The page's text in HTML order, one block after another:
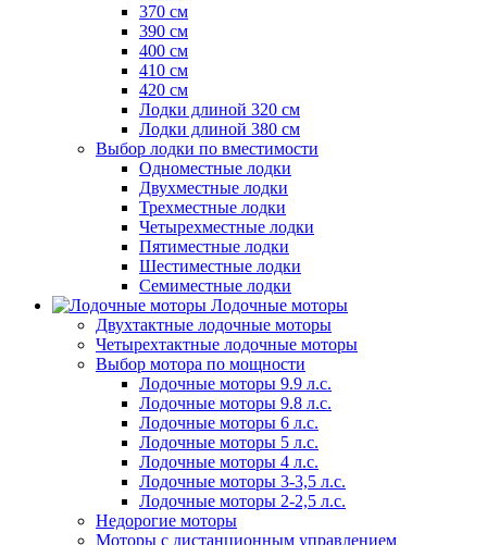
370 см
390 см
400 см
410 см
420 см
Лодки длиной 320 см
Лодки длиной 380 см
Выбор лодки по вместимости
Одноместные лодки
Двухместные лодки
Трехместные лодки
Четырехместные лодки
Пятиместные лодки
Шестиместные лодки
Семиместные лодки
Лодочные моторы
Двухтактные лодочные моторы
Четырехтактные лодочные моторы
Выбор мотора по мощности
Лодочные моторы 9.9 л.с.
Лодочные моторы 9.8 л.с.
Лодочные моторы 6 л.с.
Лодочные моторы 5 л.с.
Лодочные моторы 4 л.с.
Лодочные моторы 3-3,5 л.с.
Лодочные моторы 2-2,5 л.с.
Недорогие моторы
Моторы с дистанционным управлением